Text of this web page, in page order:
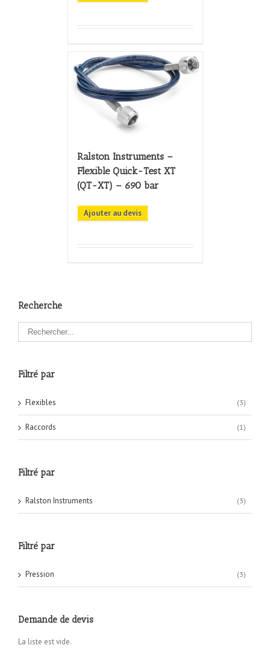
Ralston Instruments –
Flexible Quick-Test XT
(QT-XT) – 690 bar
Ajouter au devis
Recherche
Filtré par
Flexibles (3)
Raccords (1)
Filtré par
Ralston Instruments (3)
Filtré par
Pression (3)
Demande de devis
La liste est vide.